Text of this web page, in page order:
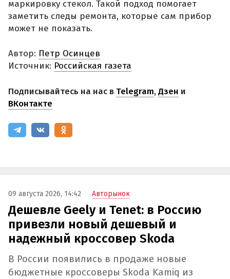
маркировку стекол. Такой подход помогает
заметить следы ремонта, которые сам прибор
может не показать.
Автор: Петр Осинцев
Источник: Российская газета
Подписывайтесь на нас в Telegram,Дзен и
ВКонтакте
09 августа 2026, 14:42 Авторынок
Дешевле Geely и Tenet: в Россию
привезли новый дешевый и
надежный кроссовер Skoda
В России появились в продаже новые
бюджетные кроссоверы Skoda Kamiq из